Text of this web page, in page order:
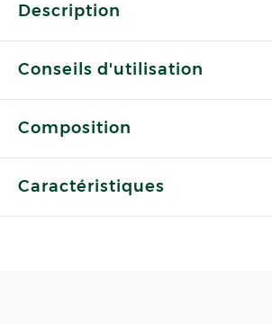
Description
Conseils d'utilisation
Composition
Caractéristiques